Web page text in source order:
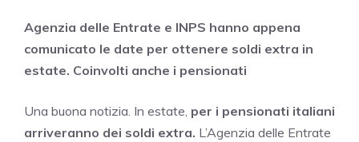
Agenzia delle Entrate e INPS hanno appena
comunicato le date per ottenere soldi extra in
estate. Coinvolti anche i pensionati
Una buona notizia. In estate, per i pensionati italiani
arriveranno dei soldi extra. L’Agenzia delle Entrate